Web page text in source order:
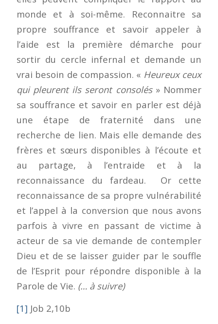
monde et à soi-même. Reconnaitre sa
propre souffrance et savoir appeler à
l’aide est la première démarche pour
sortir du cercle infernal et demande un
vrai besoin de compassion. « Heureux ceux
qui pleurent ils seront consolés» Nommer
sa souffrance et savoir en parler est déjà
une étape de fraternité dans une
recherche de lien. Mais elle demande des
frères et sœurs disponibles à l’écoute et
au partage, à l’entraide et à la
reconnaissance du fardeau. Or cette
reconnaissance de sa propre vulnérabilité
et l’appel à la conversion que nous avons
parfois à vivre en passant de victime à
acteur de sa vie demande de contempler
Dieu et de se laisser guider par le souffle
de l’Esprit pour répondre disponible à la
Parole de Vie. (… à suivre)
[1] Job 2,10b